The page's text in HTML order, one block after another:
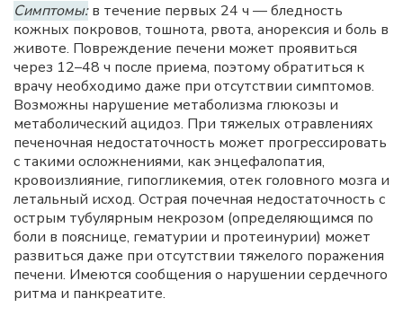
Симптомы:в течение первых 24 ч — бледность
кожных покровов, тошнота, рвота, анорексия и боль в
животе. Повреждение печени может проявиться
через 12–48 ч после приема, поэтому обратиться к
врачу необходимо даже при отсутствии симптомов.
Возможны нарушение метаболизма глюкозы и
метаболический ацидоз. При тяжелых отравлениях
печеночная недостаточность может прогрессировать
с такими осложнениями, как энцефалопатия,
кровоизлияние, гипогликемия, отек головного мозга и
летальный исход. Острая почечная недостаточность с
острым тубулярным некрозом (определяющимся по
боли в пояснице, гематурии и протеинурии) может
развиться даже при отсутствии тяжелого поражения
печени. Имеются сообщения о нарушении сердечного
ритма и панкреатите.